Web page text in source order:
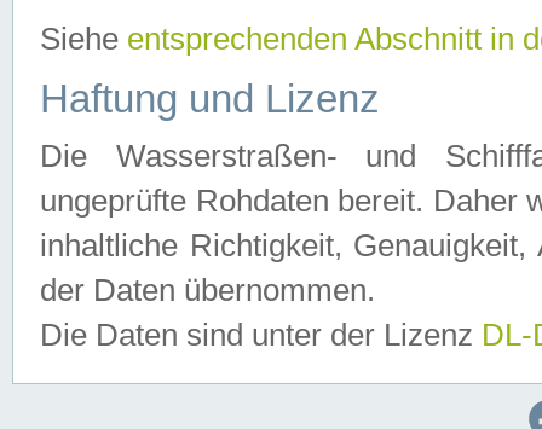
Siehe entsprechenden Abschnitt in
Haftung und Lizenz
Die Wasserstraßen- und
ungeprüfte Rohdaten bereit. Daher
inhaltliche Richtigkeit,
der Daten übernommen.
Die Daten sind unter der Lizenz